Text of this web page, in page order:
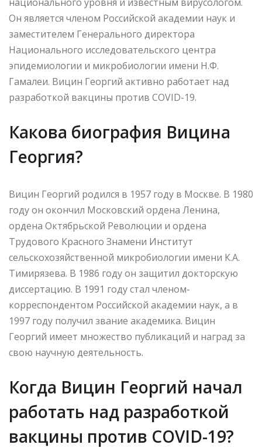
Он является членом Российской академии наук и
заместителем Генерального директора
Национального исследовательского центра
эпидемиологии и микробиологии имени Н.Ф.
Гамалеи. Вицин Георгий активно работает над
разработкой вакцины против COVID-19.
Какова биография Вицина
Георгия?
Вицин Георгий родился в 1957 году в Москве. В 1980
году он окончил Московский ордена Ленина,
ордена Октябрьской Революции и ордена
Трудового Красного Знамени Институт
сельскохозяйственной микробиологии имени К.А.
Тимирязева. В 1986 году он защитил докторскую
диссертацию. В 1991 году стал членом-
корреспондентом Российской академии наук, а в
1997 году получил звание академика. Вицин
Георгий имеет множество публикаций и наград за
свою научную деятельность.
Когда Вицин Георгий начал
работать над разработкой
вакцины против COVID-19?